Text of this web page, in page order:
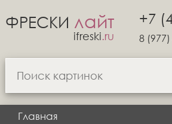
ФРЕСКИ лайт
ifreski.ru
+7
8
Главная